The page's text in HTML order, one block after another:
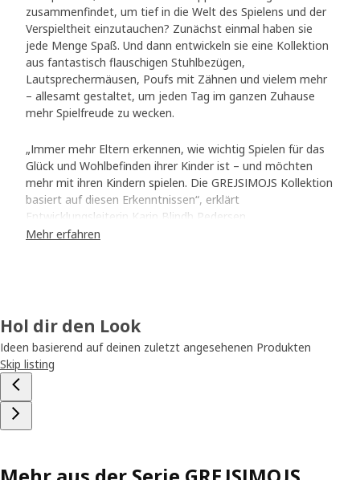
zusammenfindet, um tief in die Welt des Spielens und der
Verspieltheit einzutauchen? Zunächst einmal haben sie
jede Menge Spaß. Und dann entwickeln sie eine Kollektion
aus fantastisch flauschigen Stuhlbezügen,
Lautsprechermäusen, Poufs mit Zähnen und vielem mehr
– allesamt gestaltet, um jeden Tag im ganzen Zuhause
mehr Spielfreude zu wecken.
„Immer mehr Eltern erkennen, wie wichtig Spielen für das
Glück und Wohlbefinden ihrer Kinder ist – und möchten
mehr mit ihren Kindern spielen. Die GREJSIMOJS Kollektion
basiert auf diesen Erkenntnissen“, erklärt
Entwicklungsleiterin Karin Blindh Pedersen.
sich eine alltägliche Aktivität auszusuchen, bei der sie sich
ganz und gar im Moment verlieren und einfach nur Spaß
haben, – und Produkte zu entwerfen, die Menschen zum
Lächeln bringen. „Für mich ist Verspieltheit eine
Lebenseinstellung, die die Kreativität fördert und mich
zulassen, dass mein inneres Kind erwachsen wird“, sagt
Mehr erfahren
Hol dir den Look
Ideen basierend auf deinen zuletzt angesehenen Produkten
Skip listing